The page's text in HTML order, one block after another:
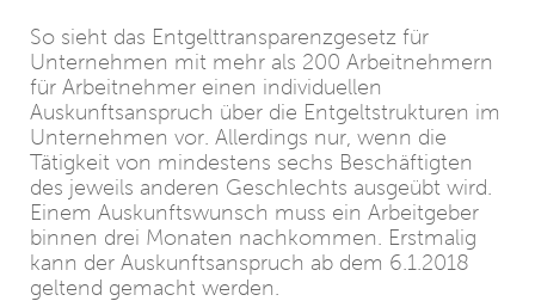
So sieht das Entgelttransparenzgesetz für
Unternehmen mit mehr als 200 Arbeitnehmern
für Arbeitnehmer einen individuellen
Auskunftsanspruch über die Entgeltstrukturen im
Unternehmen vor. Allerdings nur, wenn die
Tätigkeit von mindestens sechs Beschäftigten
des jeweils anderen Geschlechts ausgeübt wird.
Einem Auskunftswunsch muss ein Arbeitgeber
binnen drei Monaten nachkommen. Erstmalig
kann der Auskunftsanspruch ab dem 6.1.2018
geltend gemacht werden.